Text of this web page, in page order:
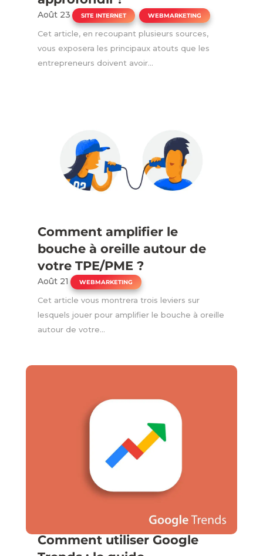
Août 23 | SITE INTERNET , WEBMARKETING
Cet article, en recoupant plusieurs sources,
vous exposera les principaux atouts que les
entrepreneurs doivent avoir...
Comment amplifier le
bouche à oreille autour de
votre TPE/PME ?
Août 21 | WEBMARKETING
Cet article vous montrera trois leviers sur
lesquels jouer pour amplifier le bouche à oreille
autour de votre...
Comment utiliser Google